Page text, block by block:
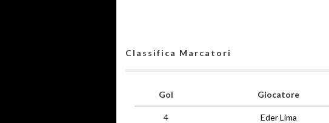
Classifica Marcatori
Gol Giocatore
4 Eder Lima